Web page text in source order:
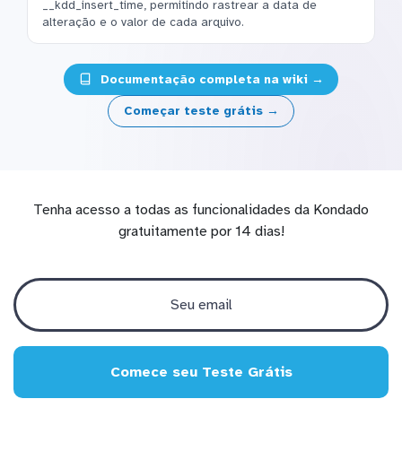
__kdd_insert_time, permitindo rastrear a data de
alteração e o valor de cada arquivo.
Documentação completa na wiki →
Começar teste grátis →
Tenha acesso a todas as funcionalidades da Kondado
gratuitamente por 14 dias!
Comece seu Teste Grátis